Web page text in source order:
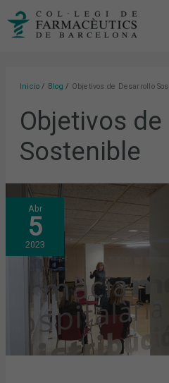
Inicio Blog Objetivos de Desarrollo
Objetivos
Sostenible
Abr
5
2023
NUEVA
TERTULIA
DE
ACTUALIDAD
SOBRE
LAS
ITS
CÓMO
ABORDARLAS
DESDE
FARMACIA
COMUNITARIA